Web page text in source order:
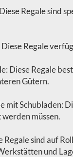
Regale sind
Regale
Diese Regale
Gütern.
mit Schubladen:
müssen.
Regale sind auf
und